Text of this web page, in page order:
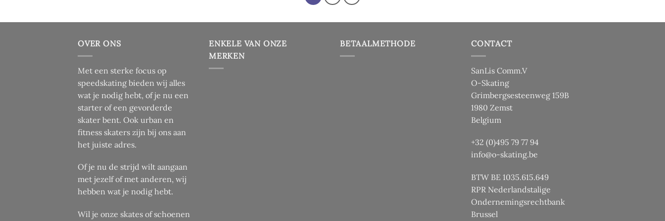
optie
gekozen
worden
op
productpagina
optie
gekozen
OVER ONS
Met een sterke focus op
speedskating bieden wij alles
wat je nodig hebt, of je nu een
starter of een gevorderde
skater bent. Ook urban en
fitness skaters zijn bij ons aan
het juiste adres.
Of je nu de strijd wilt aangaan
met jezelf of met anderen, wij
hebben wat je nodig hebt.
Wil je onze skates of schoenen
ENKELE VAN ONZE
MERKEN
BETAALMETHODE CONTACT
SanLis Comm.V
O-Skating
Grimbergsesteenweg 159B
1980 Zemst
Belgium
+32 (0)495 79 77 94
info@o-skating.be
BTW BE 1035.615.649
RPR Nederlandstalige
Ondernemingsrechtbank
Brussel